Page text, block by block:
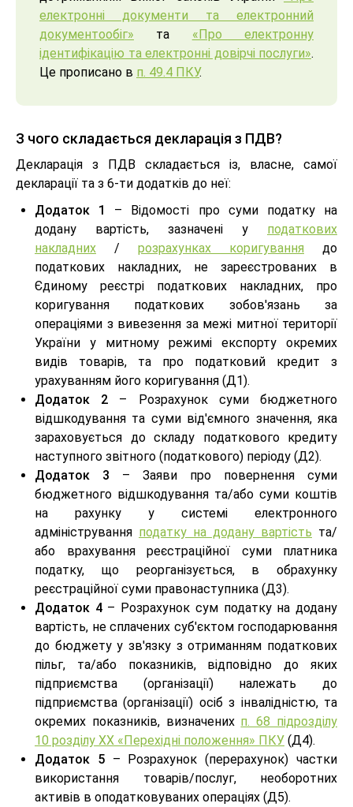
електронні документи та електронний
документообіг» та «Про електронну
ідентифікацію та електронні довірчі послуги».
Це прописано в п. 49.4 ПКУ.
З чого складається декларація з ПДВ?
Декларація з ПДВ складається із, власне, самої
декларації та з 6-ти додатків до неї:
Додаток 1
– Відомості про суми податку на
додану вартість, зазначені у податкових
накладних / розрахунках коригування до
податкових накладних, не зареєстрованих в
Єдиному реєстрі податкових накладних, про
коригування податкових зобов'язань за
операціями з вивезення за межі митної території
України у митному режимі експорту окремих
видів товарів, та про податковий кредит з
урахуванням його коригування (Д1).
Додаток 2 – Розрахунок суми бюджетного
відшкодування та суми від'ємного значення, яка
зараховується до складу податкового кредиту
наступного звітного (податкового) періоду (Д2).
Додаток 3 – Заяви про повернення суми
бюджетного відшкодування та/або суми коштів
на рахунку у системі електронного
адміністрування податку на додану вартість та/
або врахування реєстраційної суми платника
податку, що реорганізується, в обрахунку
реєстраційної суми правонаступника (Д3).
Додаток 4– Розрахунок сум податку на додану
вартість, не сплачених суб'єктом господарювання
до бюджету у зв'язку з отриманням податкових
пільг, та/або показників, відповідно до яких
підприємства (організації) належать до
підприємства (організації) осіб з інвалідністю, та
окремих показників, визначених п. 68 підрозділу
10 розділу XX «Перехідні положення» ПКУ (Д4).
Додаток 5– Розрахунок (перерахунок) частки
використання товарів/послуг, необоротних
активів в оподатковуваних операціях (Д5).